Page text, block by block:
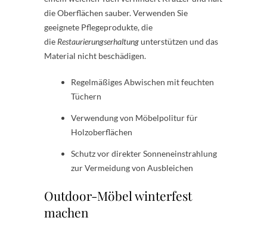
die Oberflächen sauber. Verwenden Sie
geeignete Pflegeprodukte, die
die Restaurierungserhaltungunterstützen und das
Material nicht beschädigen.
Regelmäßiges Abwischen mit feuchten
Tüchern
Verwendung von Möbelpolitur für
Holzoberflächen
Schutz vor direkter Sonneneinstrahlung
zur Vermeidung von Ausbleichen
Outdoor-Möbel winterfest
machen